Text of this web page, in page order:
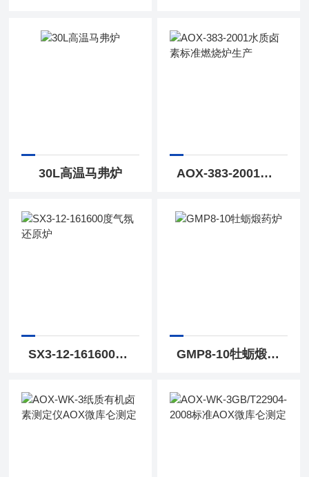
30L高温马弗炉 AOX-383-2001水质卤素标准燃烧炉生产
SX3-12-161600度气氛还原炉 GMP8-10牡蛎煅药炉